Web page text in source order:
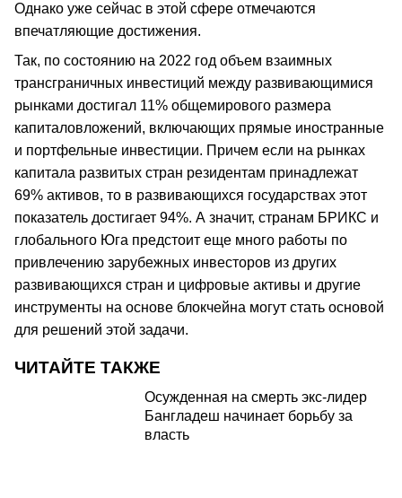
Однако уже сейчас в этой сфере отмечаются
впечатляющие достижения.
Так, по состоянию на 2022 год объем взаимных
трансграничных инвестиций между развивающимися
рынками достигал 11% общемирового размера
капиталовложений, включающих прямые иностранные
и портфельные инвестиции. Причем если на рынках
капитала развитых стран резидентам принадлежат
69% активов, то в развивающихся государствах этот
показатель достигает 94%. А значит, странам БРИКС и
глобального Юга предстоит еще много работы по
привлечению зарубежных инвесторов из других
развивающихся стран и цифровые активы и другие
инструменты на основе блокчейна могут стать основой
для решений этой задачи.
ЧИТАЙТЕ ТАКЖЕ
Осужденная на смерть экс-лидер
Бангладеш начинает борьбу за
власть